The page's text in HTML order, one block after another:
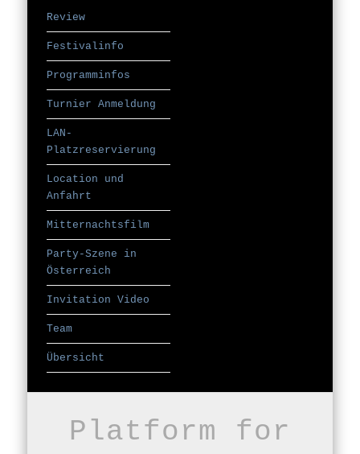
Review
Festivalinfo
Programminfos
Turnier Anmeldung
LAN-
Platzreservierung
Location und
Anfahrt
Mitternachtsfilm
Party-Szene in
Österreich
Invitation Video
Team
Übersicht
Platform for